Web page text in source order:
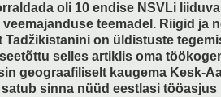
oli 10 endise NSVLi
teemadel. Riigid ja
Tadžikistanini on üldistuste
selles artiklis oma
geograafiliselt kaugema Kesk-
sinna nüüd eestlasi tööasjus